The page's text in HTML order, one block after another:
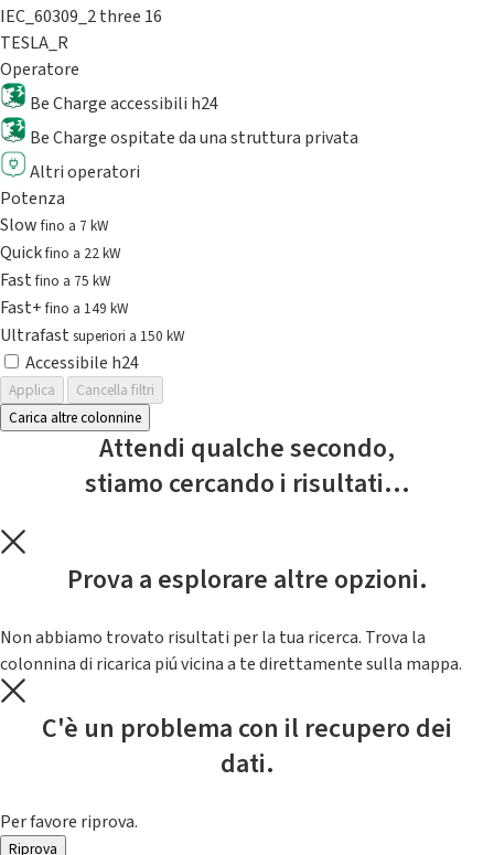
IEC_60309_2 three 16
TESLA_R
Operatore
Be Charge accessibili h24
Be Charge ospitate da una struttura privata
Altri operatori
Potenza
Slowfino a 7 kW
Quickfino a 22 kW
Fastfino a 75 kW
Fast+fino a 149 kW
Ultrafast superiori a 150 kW
Accessibile h24
Applica
Cancella filtri
Carica altre colonnine
Attendi qualche secondo,
stiamo cercando i risultati...
Prova a esplorare altre opzioni.
Non abbiamo trovato risultati per la tua ricerca. Trova la
colonnina di ricarica piú vicina a te direttamente sulla mappa.
C'è un problema con il recupero dei
dati.
Per favore riprova.
Riprova